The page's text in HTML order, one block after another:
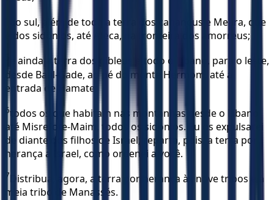
ao sul, além de toda a terra dos cananeus e Meara, que
é dos sidônios, até Afeca, na fronteira dos amorreus;
e ainda a terra dos gibleus e todo o Líbano, para o leste,
desde Baal-Gade, ao pé do monte Hermom, até a
entrada de Hamate;
6todos os que habitam nas montanhas desde o Líbano
até Misrefote-Maim, todos os sidônios. Eu os expulsarei
de diante dos filhos de Israel; reparta, pois, a terra por
herança a Israel, como ordenei a você.
7
Distribua, agora, a terra por herança às nove tribos e à
meia tribo de Manassés.